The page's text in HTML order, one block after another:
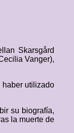
Skarsgård
Vanger),
haber utilizado
su biografía,
la muerte de